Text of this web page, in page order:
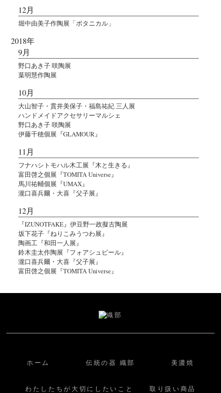
12月
堀中由美子作陶展「ボタニカル」
2018年
9月
野口あき子 咲陶展
葉明慧作陶展
10月
大山智子・貫井美保子・福島祐紀 三人展
ハンドメイドアクセサリーマルシェ
野口あき子 咲陶展
伊藤千穂個展『GLAMOUR』
11月
フナハシトモハル木工展『木と生きる』
富田啓之個展『TOMITA Universe』
馬川祐輔個展『UMAX』
瀧口喜兵爾・大喜『父子展』
12月
『IZUNOTFAKE』伊豆野一政擬古陶展
坂下花子『ねりこみうつわ展』
陶画工『和田一人展』
鈴木圭太作陶展『フォアシュピール』
瀧口喜兵爾・大喜『父子展』
富田啓之個展『TOMITA Universe』
ホーム 伝統の器 織部 美濃焼
わたしたちが大切にしたいこと 取り扱い商品